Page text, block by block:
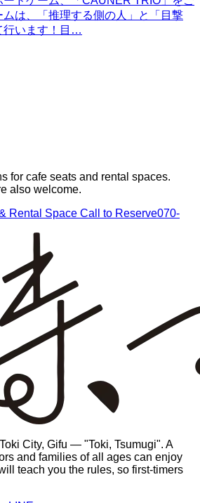
は、「推理する側の人」と「目撃
行います！目…
for cafe seats and rental spaces.
also welcome.
Rental Space Call to Reserve070-
City, Gifu — "Toki, Tsumugi". A
and families of all ages can enjoy
teach you the rules, so first-timers